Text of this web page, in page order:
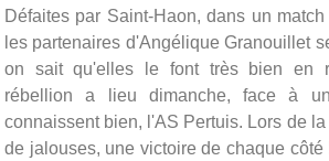
Défaites par Saint-Haon, dans un
les partenaires d'Angélique Granouillet
on sait qu'elles le font très bien en
rébellion a lieu dimanche, face à
connaissent bien, l'AS Pertuis. Lors de
de jalouses, une victoire de chaque côté